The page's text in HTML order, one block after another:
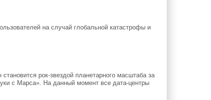
на случай глобальной катастрофы и
рок-звездой планетарного масштаба за
с Марса». На данный момент все дата-центры